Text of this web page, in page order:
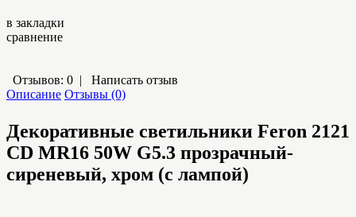
в закладки
сравнение
Отзывов: 0 | Написать отзыв
Описание Отзывы (0)
Декоративные светильники Feron 2121
CD MR16 50W G5.3 прозрачный-
сиреневый, хром (с лампой)